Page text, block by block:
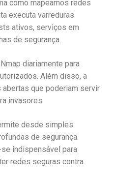
como mapeamos redes
executa varreduras
ativos, serviços em
de segurança.
diariamente para
Além disso, a
que poderiam servir
invasores.
desde simples
de segurança.
indispensável para
redes seguras contra